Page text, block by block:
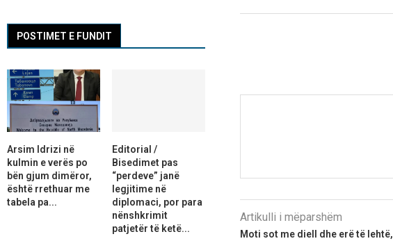
Artikulli i mëparshëm
Moti sot me diell dhe erë të lehtë,
POSTIMET E FUNDIT
Arsim Idrizi në
kulmin e verës po
bën gjum dimëror,
është rrethuar me
tabela pa...
Editorial /
Bisedimet pas
“perdeve” janë
legjitime në
diplomaci, por para
nënshkrimit
patjetër të ketë...